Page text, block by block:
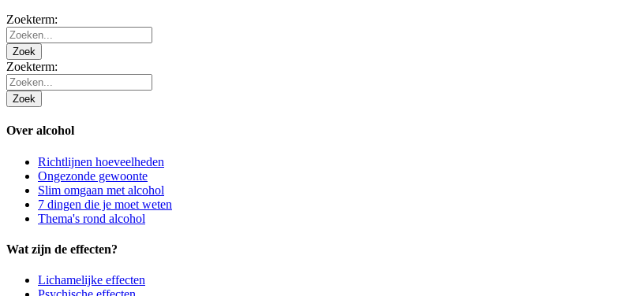
Zoekterm:
Zoek
Zoekterm:
Zoek
Over alcohol
Richtlijnen hoeveelheden
Ongezonde gewoonte
Slim omgaan met alcohol
7 dingen die je moet weten
Thema's rond alcohol
Wat zijn de effecten?
Lichamelijke effecten